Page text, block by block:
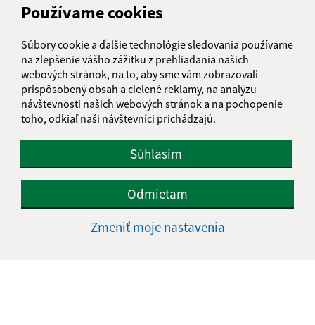
Používame cookies
Súbory cookie a ďalšie technológie sledovania používame
na zlepšenie vášho zážitku z prehliadania našich
webových stránok, na to, aby sme vám zobrazovali
prispôsobený obsah a cielené reklamy, na analýzu
návštevnosti našich webových stránok a na pochopenie
toho, odkiaľ naši návštevníci prichádzajú.
Súhlasím
Odmietam
Zmeniť moje nastavenia
Informácie o stránke:
Vyhlásenie o prístupnosti
Autorské práva
Ochrana osobných údajov